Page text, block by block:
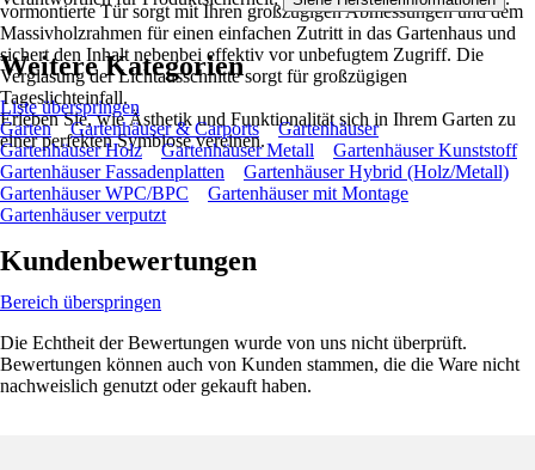
vormontierte Tür sorgt mit Ihren großzügigen Abmessungen und dem
Massivholzrahmen für einen einfachen Zutritt in das Gartenhaus und
sichert den Inhalt nebenbei effektiv vor unbefugtem Zugriff. Die
Verglasung der Lichtausschnitte sorgt für großzügigen
Tageslichteinfall.
Erleben Sie, wie Ästhetik und Funktionalität sich in Ihrem Garten zu
einer perfekten Symbiose vereinen.
Weitere Kategorien
Liste überspringen
Garten
Gartenhäuser & Carports
Gartenhäuser
Gartenhäuser Holz
Gartenhäuser Metall
Gartenhäuser Kunststoff
Gartenhäuser Fassadenplatten
Gartenhäuser Hybrid (Holz/Metall)
Gartenhäuser WPC/BPC
Gartenhäuser mit Montage
Gartenhäuser verputzt
Kundenbewertungen
Bereich überspringen
Die Echtheit der Bewertungen wurde von uns nicht überprüft.
Bewertungen können auch von Kunden stammen, die die Ware nicht
nachweislich genutzt oder gekauft haben.